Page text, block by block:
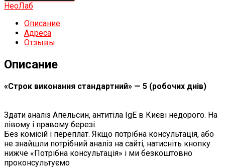
НеоЛаб
Описание
Адреса
Отзывы
Описание
«Строк виконання стандартний» — 5 (робочих днів)
Здати аналіз Апельсин, антитіла IgЕ в Києві недорого. На
лівому і правому березі.
Без комісій і переплат. Якщо потрібна консультація, або
не знайшли потрібний аналіз на сайті, натисніть кнопку
нижче «Потрібна консультація» і ми безкоштовно
проконсультуємо